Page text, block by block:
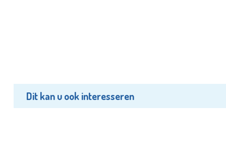
Dit kan u ook interesseren